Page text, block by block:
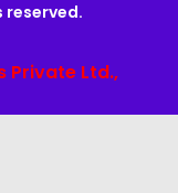
reserved.
Private Ltd.,